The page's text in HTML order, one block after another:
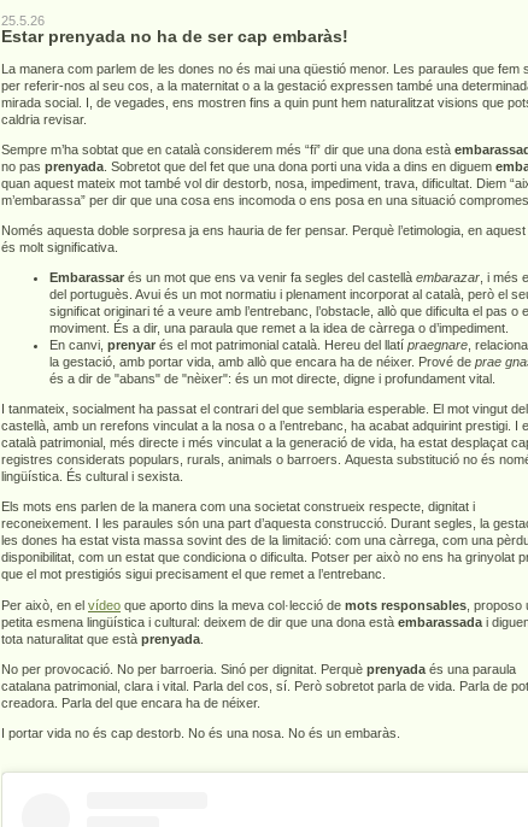
25.5.26
Estar prenyada no ha de ser cap embaràs!
La manera com parlem de les dones no és mai una qüestió menor. Les paraules que fem
per referir-nos al seu cos, a la maternitat o a la gestació expressen també una
mirada social. I, de vegades, ens mostren fins a quin punt hem naturalitzat visions que
caldria revisar.
Sempre m’ha sobtat que en català considerem més “fi” dir que una dona està
no pas prenyada . Sobretot que del fet que una dona porti una vida a dins en diguem
quan aquest mateix mot també vol dir destorb, nosa, impediment, trava, dificultat. Diem
m’embarassa” per dir que una cosa ens incomoda o ens posa en una situació
Només aquesta doble sorpresa ja ens hauria de fer pensar. Perquè l’etimologia, en aquest
és molt significativa.
Embarassar és un mot que ens va venir fa segles del castellà embarazar , i més
del portuguès. Avui és un mot normatiu i plenament incorporat al català, però el
significat originari té a veure amb l’entrebanc, l’obstacle, allò que dificulta el pas o
moviment. És a dir, una paraula que remet a la idea de càrrega o d’impediment.
En canvi, prenyar és el mot patrimonial català. Hereu del llatí praegnare ,
la gestació, amb portar vida, amb allò que encara ha de néixer. Prové de prae
és a dir de "abans" de "nèixer": és un mot directe, digne i profundament vital.
I tanmateix, socialment ha passat el contrari del que semblaria esperable. El mot vingut del
castellà, amb un rerefons vinculat a la nosa o a l’entrebanc, ha acabat adquirint prestigi. I
català patrimonial, més directe i més vinculat a la generació de vida, ha estat desplaçat
registres considerats populars, rurals, animals o barroers. Aquesta substitució no és
lingüística. És cultural i sexista.
Els mots ens parlen de la manera com una societat construeix respecte, dignitat i
reconeixement. I les paraules són una part d’aquesta construcció. Durant segles, la
les dones ha estat vista massa sovint des de la limitació: com una càrrega, com una
disponibilitat, com un estat que condiciona o dificulta. Potser per això no ens ha grinyolat
que el mot prestigiós sigui precisament el que remet a l’entrebanc.
Per això, en el vídeo que aporto dins la meva col·lecció de mots responsables , proposo
petita esmena lingüística i cultural: deixem de dir que una dona està embarassada i
tota naturalitat que està prenyada
No per provocació. No per barroeria. Sinó per dignitat. Perquè prenyada és una paraula
catalana patrimonial, clara i vital. Parla del cos, sí. Però sobretot parla de vida. Parla de
creadora. Parla del que encara ha de néixer.
I portar vida no és cap destorb. No és una nosa. No és un embaràs.